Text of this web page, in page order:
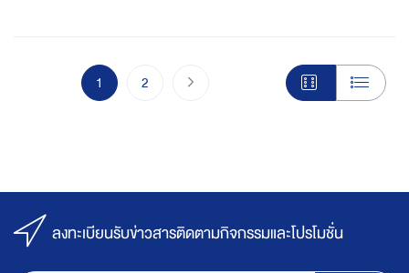
PageYou're currently reading page
1 Page
2 ไปขั้นตอนชำระเงิน
ลงทะเบียนรับข่าวสารติดตามกิจกรรมและโปรโมชั่น